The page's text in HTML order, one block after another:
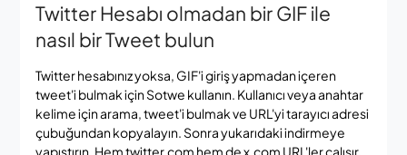
Twitter Hesabı olmadan bir GIF ile
nasıl bir Tweet bulun
Twitter hesabınız yoksa, GIF'i giriş yapmadan içeren
tweet'i bulmak için Sotwe kullanın. Kullanıcı veya anahtar
kelime için arama, tweet'i bulmak ve URL'yi tarayıcı adresi
çubuğundan kopyalayın. Sonra yukarıdaki indirmeye
yapıştırın. Hem twitter.com hem de x.com URL'ler çalışır.